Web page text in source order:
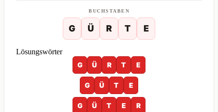
BUCHSTABEN
G Ü R T E
Lösungswörter
G
Ü R T E
G Ü T E
G Ü T E R